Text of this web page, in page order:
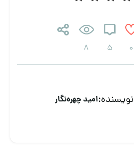
0
5
8
نویسنده:امید چهره‌نگار